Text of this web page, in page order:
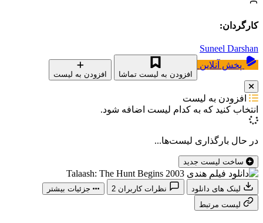
کارگردان:
Suneel Darshan
پخش آنلاین
افزودن به لیست تماشا افزودن به لیست
افزودن به لیست
انتخاب کنید که به کدام لیست اضافه شود.
در حال بارگذاری لیست‌ها...
2
جزئیات بیشتر